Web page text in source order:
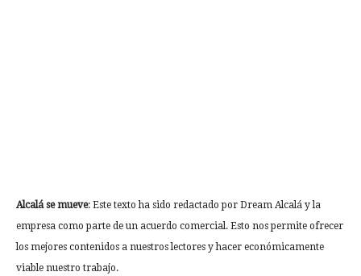
Alcalá se mueve: Este texto ha sido redactado por Dream Alcalá y la
empresa como parte de un acuerdo comercial. Esto nos permite ofrecer
los mejores contenidos a nuestros lectores y hacer económicamente
viable nuestro trabajo.